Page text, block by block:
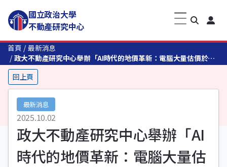
國立政治大學
不動產研究中心
首頁
最新消息
政大不動產研究中心舉辦「AI時代的地價革新：電腦大量估價於公
部門之應用與展望」論壇，匯聚產官學界專家共同剖析
回上頁
最新消息
2025.10.02
政大不動產研究中心舉辦「AI
時代的地價革新：電腦大量估